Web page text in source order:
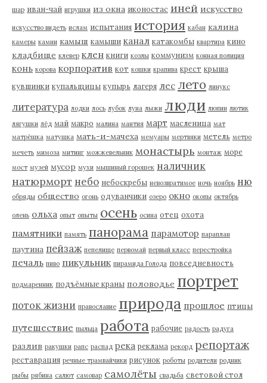
шар иван-чай игрушки из окна иконостас иней искусство
искусство видеть ислам испытания история кабан калина
камеры камни камыш камыши канал катакомбы квартира кино
кладбище клевер клен книги козлы коммунизм конная полиция
конь корова корпоратив кот кошки крапива крест крыша
кувшинки купальщицы купырь лагеря лес лето линукс
литература лодки лось лубок луна лыжи люди люпин лютик
лягушки лёд май макро малина мантия март масленица мат
матрёшка матушка мать-и-мачеха мемуары мертвяки метель метро
мечеть мимоза митинг можжевельник монастырь монтаж море
мост музей мусор мухи мышиный горошек наличник
натюрморт небо небоскребы невозвратимое ночь ноябрь ню
обряды общество огонь одуванчики озеро окно окопы октябрь
олень ольха опыт опыты осень осина отец охота
памятники память панорама парамотор параплан
паутина пейзаж пепелище первомай первый класс перестройка
печаль пиво пикульник пирамида Голода повседневность
подмаренник подъёмные краны половодье портрет
поток жизни православие природа прошлое птицы
путешествие пыльца работа рабочие радость радуга
разлив ракушки рапс распад река реклама рекорд репортаж
реставрация речные трамвайчики рисунок роботы родители родник
рыбы рябина салют самовар самолёты свадьба световой стол